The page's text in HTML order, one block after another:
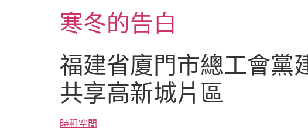
寒冬的告白
福建省廈門市總工會黨
共享高新城片區
時租空間